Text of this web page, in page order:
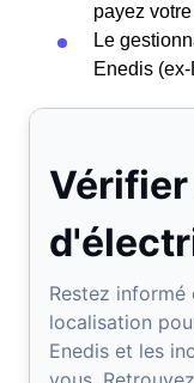
payez
Le
Enedis